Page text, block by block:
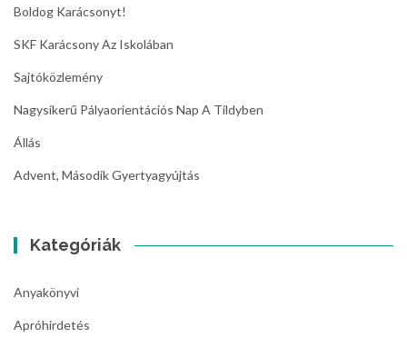
Boldog Karácsonyt!
SKF Karácsony Az Iskolában
Sajtóközlemény
Nagysikerű Pályaorientációs Nap A Tildyben
Állás
Advent, Második Gyertyagyújtás
Kategóriák
Anyakönyvi
Apróhirdetés